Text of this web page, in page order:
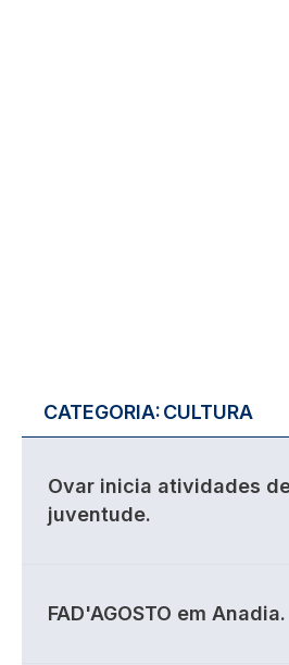
CATEGORIA:CULTURA
Ovar inicia atividades
juventude.
FAD'AGOSTO em Anadia.